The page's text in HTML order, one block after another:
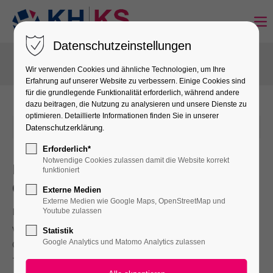
05-03-2026 07:37
Fünf Innungen – eine
Gesellenfreisprechungsfeier
Die Idee, eine gemeinsame Gesellenfreisprechungsfeier zu
veranstalten, hatte sich bereits kurz nach ihrer Realisierung als
Glücksgriff erwiesen und mittlerweile zu einer eigenen, schönen
Tradition entwickelt. Am 5. März luden die Elektro-Innungen
Datenschutzeinstellungen
Wir verwenden Cookies und ähnliche Technologien, um Ihre
Erfahrung auf unserer Website zu verbessern. Einige Cookies sind
für die grundlegende Funktionalität erforderlich, während andere
dazu beitragen, die Nutzung zu analysieren und unsere Dienste zu
optimieren. Detaillierte Informationen finden Sie in unserer
Datenschutzerklärung.
Erforderlich*
Notwendige Cookies zulassen damit die Website korrekt
funktioniert
Externe Medien
Externe Medien wie Google Maps, OpenStreetMap und
Youtube zulassen
Statistik
Google Analytics und Matomo Analytics zulassen